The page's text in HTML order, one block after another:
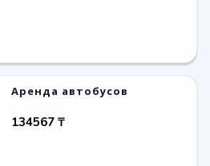
Аренда автобусов
134567 ₸